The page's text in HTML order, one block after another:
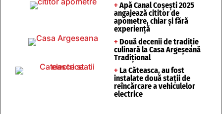
+ Apă Canal Coșești 2025
angajează cititor de
apometre, chiar și fără
experiență
+ Două decenii de tradiție
culinară la Casa Argeșeană
Tradițional
+ La Căteasca, au fost
instalate două stații de
reîncărcare a vehiculelor
electrice